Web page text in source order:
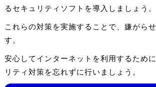
るセキュリティソフトを導入しましょう。
これらの対策を実施することで、嫌がら
す。
安心してインターネットを利用するため
リティ対策を忘れずに行いましょう。